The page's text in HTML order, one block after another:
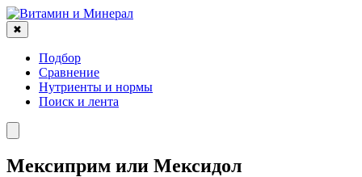
✖
Подбор
Сравнение
Нутриенты и нормы
Поиск и лента
Мексиприм или Мексидол